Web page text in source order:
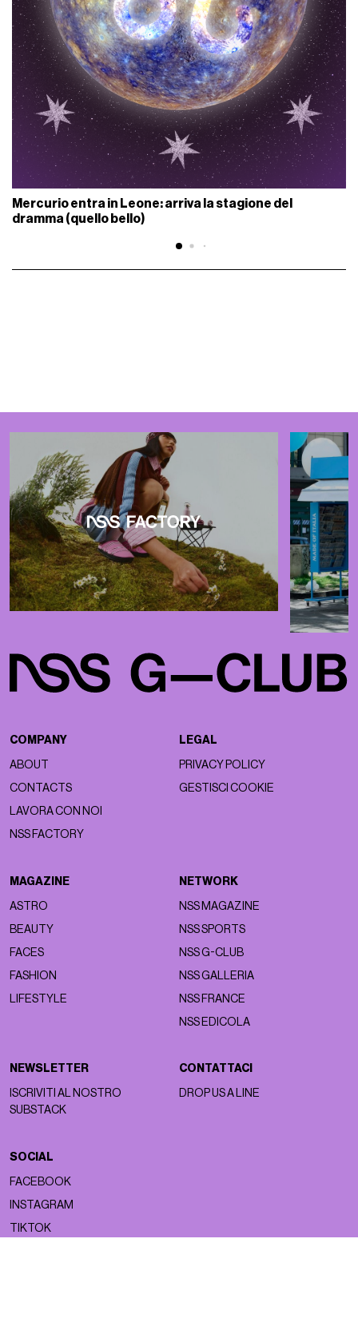
Mercurio entra in Leone: arriva la stagione del
dramma (quello bello)
COMPANY
ABOUT
CONTACTS
LAVORA CON NOI
NSS FACTORY
LEGAL
PRIVACY POLICY
GESTISCI COOKIE
MAGAZINE
ASTRO
BEAUTY
FACES
FASHION
LIFESTYLE
NETWORK
NSS MAGAZINE
NSS SPORTS
NSS G-CLUB
NSS GALLERIA
NSS FRANCE
NSS EDICOLA
NEWSLETTER
ISCRIVITI AL NOSTRO
SUBSTACK
CONTATTACI
DROP US A LINE
SOCIAL
FACEBOOK
INSTAGRAM
TIKTOK